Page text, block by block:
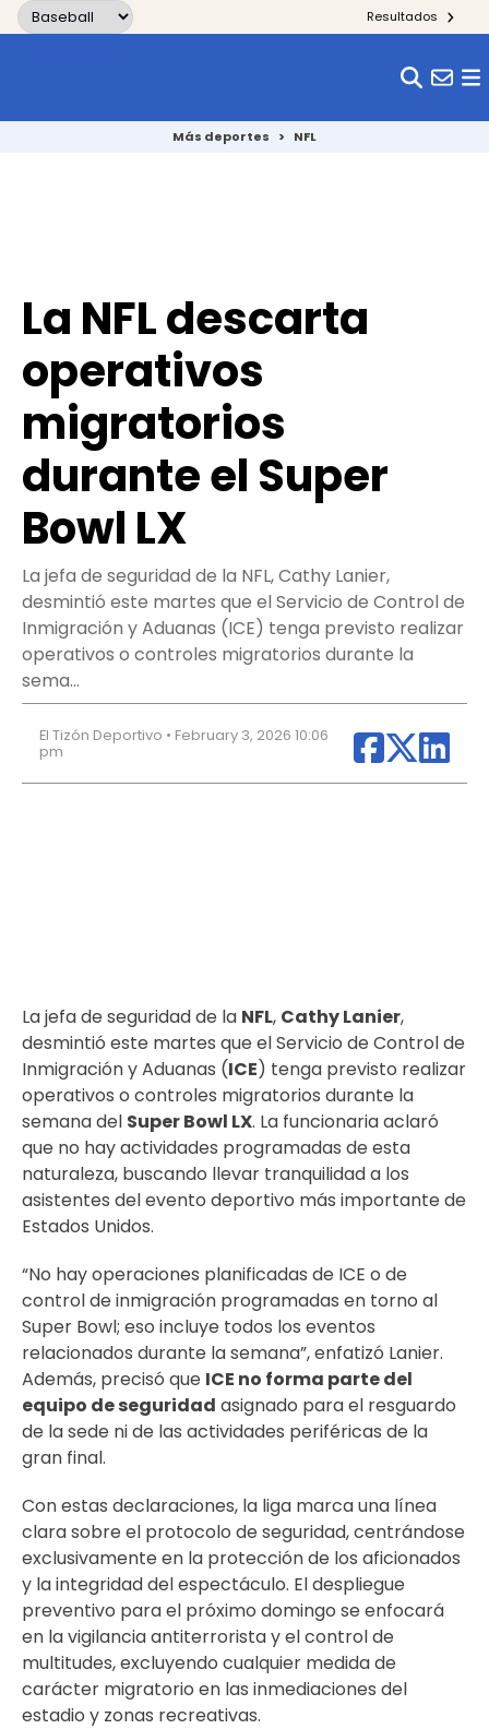
Skip to content Resultados
Más deportes > NFL
La NFL descarta
operativos
migratorios
durante el Super
Bowl LX
La jefa de seguridad de la NFL, Cathy Lanier,
desmintió este martes que el Servicio de Control de
Inmigración y Aduanas (ICE) tenga previsto realizar
operativos o controles migratorios durante la
sema…
El Tizón Deportivo • February 3, 2026 10:06
pm
La jefa de seguridad de la NFL, Cathy Lanier,
desmintió este martes que el Servicio de Control de
Inmigración y Aduanas (ICE) tenga previsto realizar
operativos o controles migratorios durante la
semana del Super Bowl LX. La funcionaria aclaró
que no hay actividades programadas de esta
naturaleza, buscando llevar tranquilidad a los
asistentes del evento deportivo más importante de
Estados Unidos.
“No hay operaciones planificadas de ICE o de
control de inmigración programadas en torno al
Super Bowl; eso incluye todos los eventos
relacionados durante la semana”, enfatizó Lanier.
Además, precisó que ICE no forma parte del
equipo de seguridad asignado para el resguardo
de la sede ni de las actividades periféricas de la
gran final.
Con estas declaraciones, la liga marca una línea
clara sobre el protocolo de seguridad, centrándose
exclusivamente en la protección de los aficionados
y la integridad del espectáculo. El despliegue
preventivo para el próximo domingo se enfocará
en la vigilancia antiterrorista y el control de
multitudes, excluyendo cualquier medida de
carácter migratorio en las inmediaciones del
estadio y zonas recreativas.